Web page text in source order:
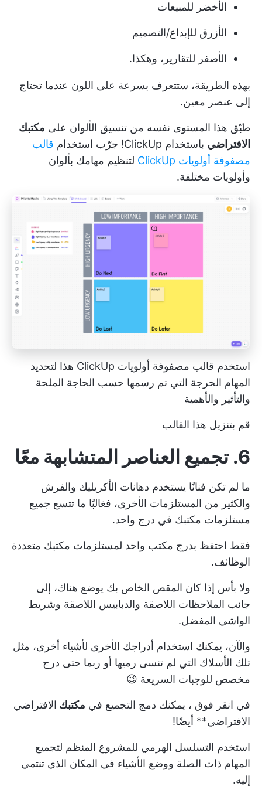
الأخضر للمبيعات
الأزرق للإبداع/التصميم
الأصفر للتقارير، وهكذا.
بهذه الطريقة، ستتعرف بسرعة على اللون عندما تحتاج
إلى عنصر معين.
طبّق هذا المستوى نفسه من تنسيق الألوان على مكتبك
الافتراضي باستخدام ClickUp! جرّب استخدام
قالب
مصفوفة أولويات ClickUp
لتنظيم مهامك بألوان
وأولويات مختلفة.
استخدم قالب مصفوفة أولويات ClickUp هذا لتحديد
المهام الحرجة التي تم رسمها حسب الحاجة الملحة
والتأثير والأهمية
قم بتنزيل هذا القالب
6. تجميع العناصر المتشابهة معًا
ما لم تكن فنانًا يستخدم دهانات الأكريليك والفرش
والكثير من المستلزمات الأخرى، فغالبًا ما تتسع جميع
مستلزمات مكتبك في درج واحد.
فقط احتفظ بدرج مكتب واحد لمستلزمات مكتبك متعددة
الوظائف.
ولا بأس إذا كان المقص الخاص بك يوضع هناك، إلى
جانب الملاحظات اللاصقة والدبابيس اللاصقة وشريط
الواشي المفضل.
والآن، يمكنك استخدام أدراجك الأخرى لأشياء أخرى، مثل
تلك الأسلاك التي لم تنسى رميها أو ربما حتى درج
مخصص للوجبات السريعة 😉
في انقر فوق ، يمكنك دمج التجميع في مكتبك الافتراضي
الافتراضي** أيضًا!
استخدم التسلسل الهرمي للمشروع المنظم لتجميع
المهام ذات الصلة ووضع الأشياء في المكان الذي تنتمي
إليه.